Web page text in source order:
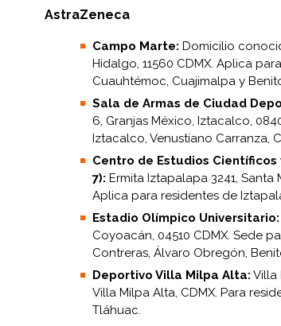
AstraZeneca
Campo Marte: Domicilio
Hidalgo, 11560 CDMX. Aplica
Cuauhtémoc, Cuajimalpa y
Sala de Armas de Ciudad
6, Granjas México, Iztacalco,
Iztacalco, Venustiano Carranza,
Centro de Estudios Científicos
7): Ermita Iztapalapa 3241, Santa
Aplica para residentes de
Estadio Olímpico Universitario:
Coyoacán, 04510 CDMX. Sede
Contreras, Álvaro Obregón,
Deportivo Villa Milpa Alta: Villa
Villa Milpa Alta, CDMX. Para
Tláhuac.